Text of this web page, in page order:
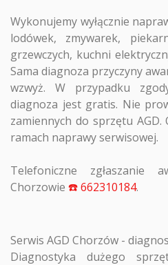
Wykonujemy wyłącznie
lodówek, zmywarek,
grzewczych, kuchni
Sama diagnoza przyczyny
wzwyż. W przypadku
diagnoza jest gratis. Nie
zamiennych do sprzętu AGD.
ramach naprawy serwisowej.
Telefoniczne zgłaszanie
Chorzowie ☎️ 662310184.
Serwis AGD Chorzów -
Diagnostyka dużego